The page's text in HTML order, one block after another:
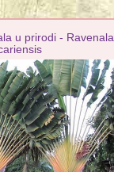
u prirodi - Ravenala